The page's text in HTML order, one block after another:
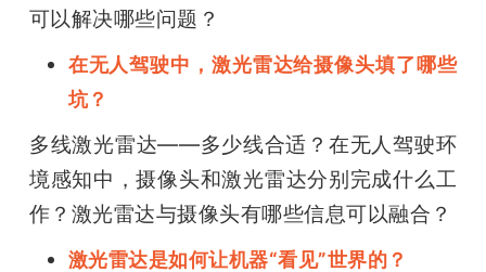
可以解决哪些问题？
在无人驾驶中，激光雷达给摄像头填了哪些
坑？
多线激光雷达——多少线合适？在无人驾驶环
境感知中，摄像头和激光雷达分别完成什么工
作？激光雷达与摄像头有哪些信息可以融合？
激光雷达是如何让机器“看见”世界的？